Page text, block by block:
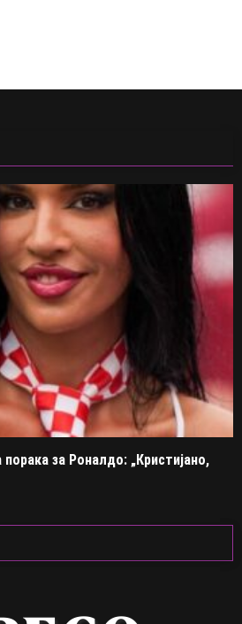
за Роналдо: „Кристијано,